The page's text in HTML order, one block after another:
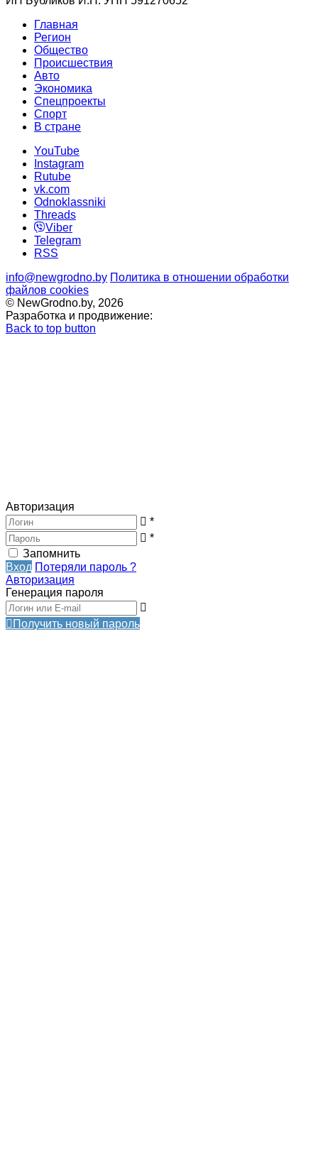
Главная
Регион
Общество
Происшествия
Авто
Экономика
Спецпроекты
Cпорт
В стране
YouTube
Instagram
Rutube
vk.com
Odnoklassniki
Threads
Viber
Telegram
RSS
info@newgrodno.by Политика в отношении обработки
файлов cookies
© NewGrodno.by, 2026
Разработка и продвижение:
Back to top button
Авторизация
*
*
Запомнить
Вход Потеряли пароль ?
Авторизация
Генерация пароля
Получить новый пароль